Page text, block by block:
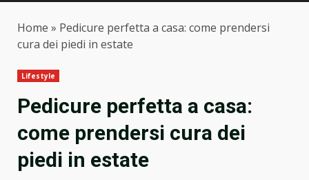
Home » Pedicure perfetta a casa: come prendersi
cura dei piedi in estate
Lifestyle
Pedicure perfetta a casa:
come prendersi cura dei
piedi in estate